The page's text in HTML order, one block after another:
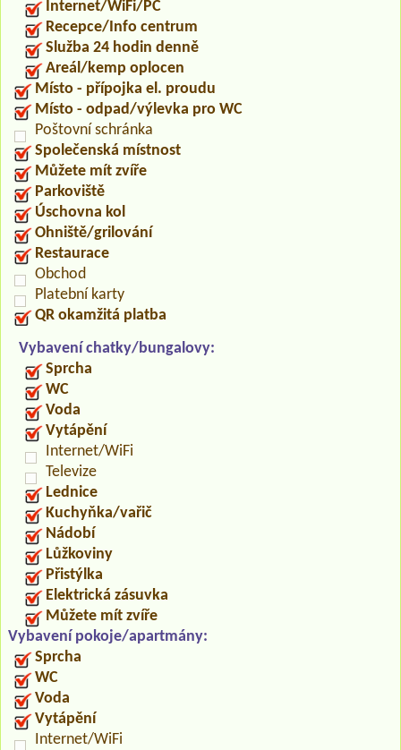
Internet/WiFi/PC
Recepce/Info centrum
Služba 24 hodin denně
Areál/kemp oplocen
Místo - přípojka el. proudu
Místo - odpad/výlevka pro WC
Poštovní schránka
Společenská místnost
Můžete mít zvíře
Parkoviště
Úschovna kol
Ohniště/grilování
Restaurace
Obchod
Platební karty
QR okamžitá platba
Vybavení chatky/bungalovy:
Sprcha
WC
Voda
Vytápění
Internet/WiFi
Televize
Lednice
Kuchyňka/vařič
Nádobí
Lůžkoviny
Přistýlka
Elektrická zásuvka
Můžete mít zvíře
Vybavení pokoje/apartmány:
Sprcha
WC
Voda
Vytápění
Internet/WiFi